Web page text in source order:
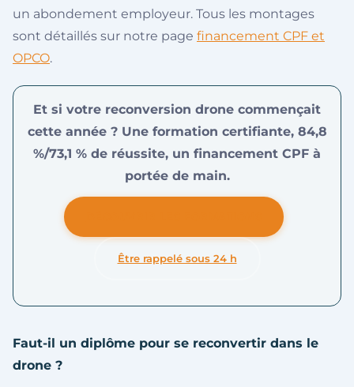
un abondement employeur. Tous les montages
sont détaillés sur notre page financement CPF et
OPCO.
Et si votre reconversion drone commençait
cette année ? Une formation certifiante, 84,8
%/73,1 % de réussite, un financement CPF à
portée de main.
Être rappelé sous 24 h
Faut-il un diplôme pour se reconvertir dans le
drone ?